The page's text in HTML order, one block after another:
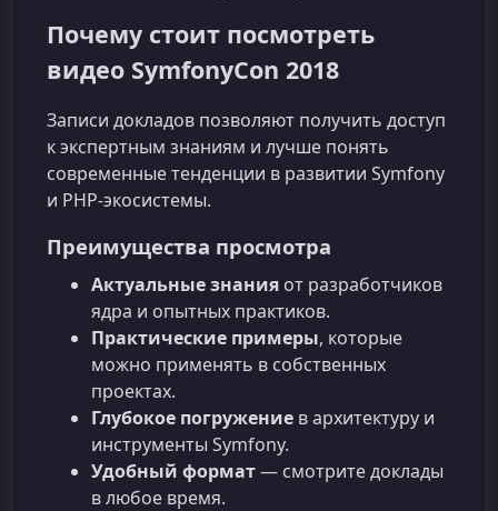
Почему стоит посмотреть
видео SymfonyCon 2018
Записи докладов позволяют получить доступ
к экспертным знаниям и лучше понять
современные тенденции в развитии Symfony
и PHP‑экосистемы.
Преимущества просмотра
Актуальные знания от разработчиков
ядра и опытных практиков.
Практические примеры, которые
можно применять в собственных
проектах.
Глубокое погружение в архитектуру и
инструменты Symfony.
Удобный формат— смотрите доклады
в любое время.